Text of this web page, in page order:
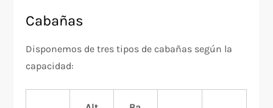
Cabañas
Disponemos de tres tipos de cabañas según la
capacidad: